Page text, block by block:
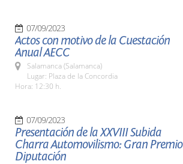
07/09/2023
Actos con motivo de la Cuestación
Anual AECC
Salamanca (Salamanca)
Lugar: Plaza de la Concordia
Hora: 12:30 h.
07/09/2023
Presentación de la XXVIII Subida
Charra Automovilismo: Gran Premio
Diputación